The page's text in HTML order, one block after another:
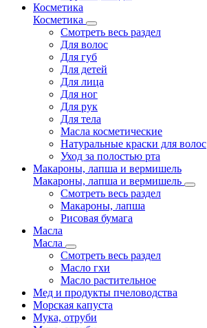
Косметика
Косметика
Смотреть весь раздел
Для волос
Для губ
Для детей
Для лица
Для ног
Для рук
Для тела
Масла косметические
Натуральные краски для волос
Уход за полостью рта
Макароны, лапша и вермишель
Макароны, лапша и вермишель
Смотреть весь раздел
Макароны, лапша
Рисовая бумага
Масла
Масла
Смотреть весь раздел
Масло гхи
Масло растительное
Мед и продукты пчеловодства
Морская капуста
Мука, отруби